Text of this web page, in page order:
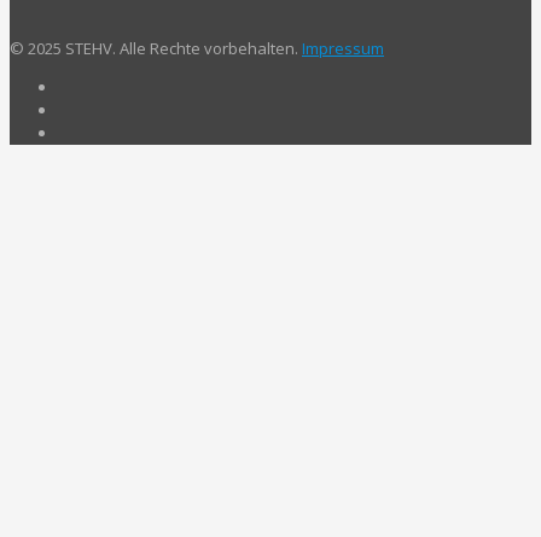
© 2025 STEHV. Alle Rechte vorbehalten. Impressum